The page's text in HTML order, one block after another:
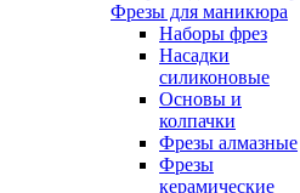
Фрезы для маникюра
Наборы фрез
Насадки
силиконовые
Основы и
колпачки
Фрезы алмазные
Фрезы
керамические